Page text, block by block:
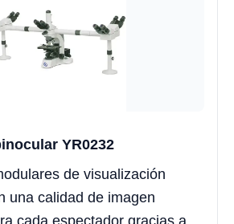
YR0232
de visualización
una calidad de imagen